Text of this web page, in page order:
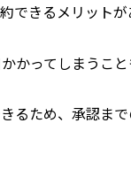
きるメリットが
ってしまうこと
るため、承認ま